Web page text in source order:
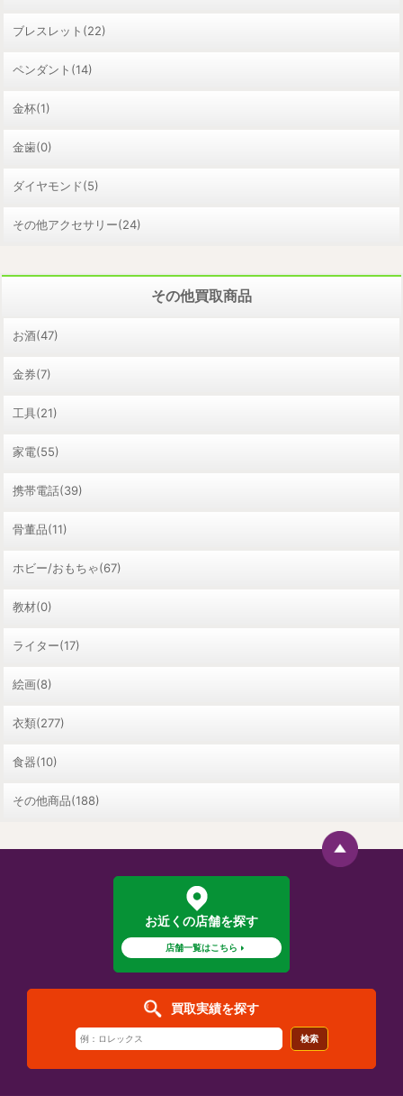
ブレスレット(22)
ペンダント(14)
金杯(1)
金歯(0)
ダイヤモンド(5)
その他アクセサリー(24)
その他買取商品
お酒(47)
金券(7)
工具(21)
家電(55)
携帯電話(39)
骨董品(11)
ホビー/おもちゃ(67)
教材(0)
ライター(17)
絵画(8)
衣類(277)
食器(10)
その他商品(188)
お近くの店舗を探す
店舗一覧はこちら
買取実績を探す
検索